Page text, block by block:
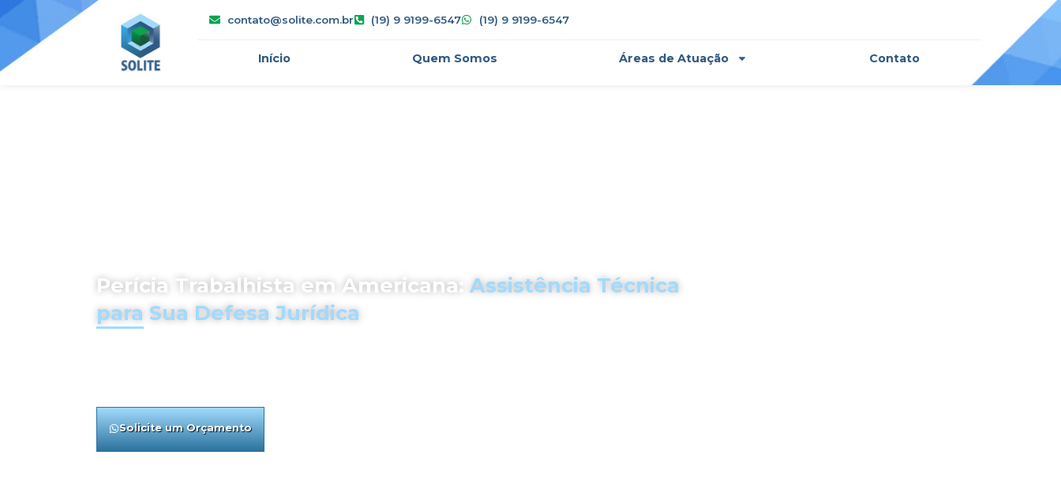
contato@solite.com.br (19) 9 9199-6547 (19) 9 9199-6547
Início Quem Somos Áreas de Atuação Contato
Perícia Trabalhista em Americana: Assistência Técnica
para Sua Defesa Jurídica
Solicite um Orçamento